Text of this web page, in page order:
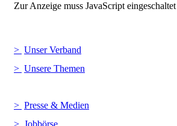
Zur Anzeige muss JavaScript eingeschaltet
Unser Verband
Unsere Themen
Presse & Medien
Jobbörse